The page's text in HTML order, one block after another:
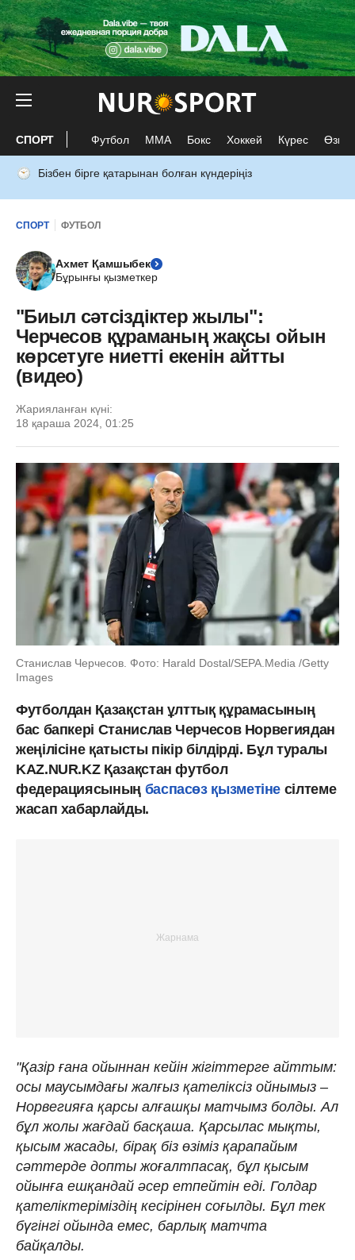
СПОРТ Футбол ММА Бокс Хоккей Күрес Өзге
Бізбен бірге қатарынан болған күндеріңіз
СПОРТ ФУТБОЛ
Ахмет Қамшыбек
Бұрынғы қызметкер
"Биыл сәтсіздіктер жылы":
Черчесов құраманың жақсы ойын
көрсетуге ниетті екенін айтты
(видео)
Жарияланған күні:
18 қараша 2024, 01:25
Станислав Черчесов. Фото: Harald Dostal/SEPA.Media /Getty
Images
Футболдан Қазақстан ұлттық құрамасының
бас бапкері Станислав Черчесов Норвегиядан
жеңілісіне қатысты пікір білдірді. Бұл туралы
KAZ.NUR.KZ Қазақстан футбол
федерациясының баспасөз қызметіне сілтеме
жасап хабарлайды.
"Қазір ғана ойыннан кейін жігіттерге айттым:
осы маусымдағы жалғыз қателіксіз ойнымыз –
Норвегияға қарсы алғашқы матчымз болды. Ал
бұл жолы жағдай басқаша. Қарсылас мықты,
қысым жасады, бірақ біз өзіміз қарапайым
сәттерде допты жоғалтпасақ, бұл қысым
ойынға ешқандай әсер етпейтін еді. Голдар
қателіктеріміздің кесірінен соғылды. Бұл тек
бүгінгі ойында емес, барлық матчта
байқалды.